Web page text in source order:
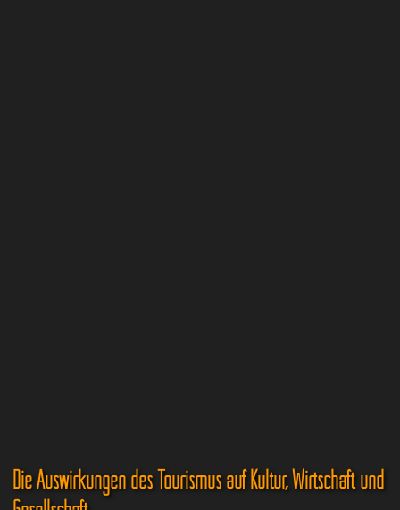
Die Auswirkungen des Tourismus auf Kultur, Wirtschaft und